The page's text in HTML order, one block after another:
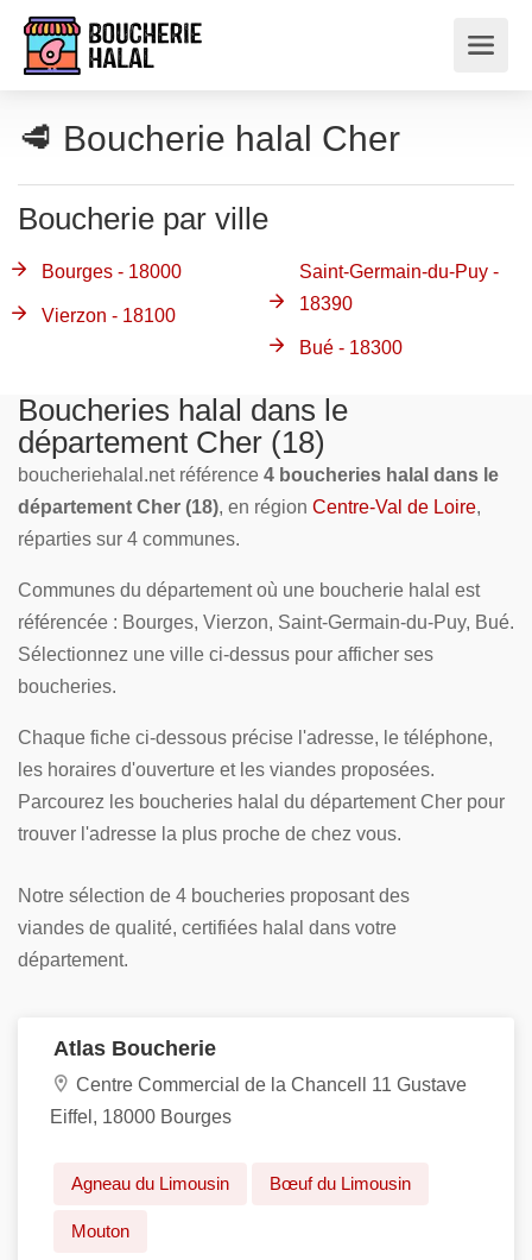
🥩 Boucherie halal Cher
Boucherie par ville
Bourges - 18000
Vierzon - 18100
Saint-Germain-du-Puy -
18390
Bué - 18300
Boucheries halal dans le
département Cher (18)
boucheriehalal.net référence 4 boucheries halal dans le
département Cher (18), en région Centre-Val de Loire,
réparties sur 4 communes.
Communes du département où une boucherie halal est
référencée : Bourges, Vierzon, Saint-Germain-du-Puy, Bué.
Sélectionnez une ville ci-dessus pour afficher ses
boucheries.
Chaque fiche ci-dessous précise l'adresse, le téléphone,
les horaires d'ouverture et les viandes proposées.
Parcourez les boucheries halal du département Cher pour
trouver l'adresse la plus proche de chez vous.
Notre sélection de 4 boucheries proposant des
viandes de qualité, certifiées halal dans votre
département.
Atlas Boucherie
Centre Commercial de la Chancell 11 Gustave
Eiffel, 18000 Bourges
Agneau du Limousin Bœuf du Limousin
Mouton